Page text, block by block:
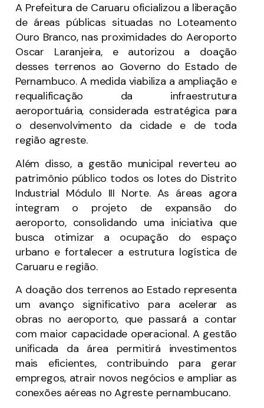
A Prefeitura de Caruaru oficializou a liberação
de áreas públicas situadas no Loteamento
Ouro Branco, nas proximidades do Aeroporto
Oscar Laranjeira, e autorizou a doação
desses terrenos ao Governo do Estado de
Pernambuco. A medida viabiliza a ampliação e
requalificação da infraestrutura
aeroportuária, considerada estratégica para
o desenvolvimento da cidade e de toda
região agreste.
Além disso, a gestão municipal reverteu ao
patrimônio público todos os lotes do Distrito
Industrial Módulo III Norte. As áreas agora
integram o projeto de expansão do
aeroporto, consolidando uma iniciativa que
busca otimizar a ocupação do espaço
urbano e fortalecer a estrutura logística de
Caruaru e região.
A doação dos terrenos ao Estado representa
um avanço significativo para acelerar as
obras no aeroporto, que passará a contar
com maior capacidade operacional. A gestão
unificada da área permitirá investimentos
mais eficientes, contribuindo para gerar
empregos, atrair novos negócios e ampliar as
conexões aéreas no Agreste pernambucano.